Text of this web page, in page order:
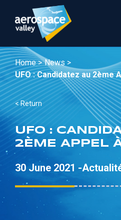
main
Home > News >
UFO : Candidatez au 2ème
< Return
UFO :
2ÈME APPEL
30 June 2021 -